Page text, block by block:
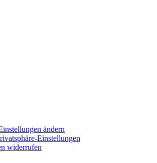
ändern
Einstellungen
widerrufen